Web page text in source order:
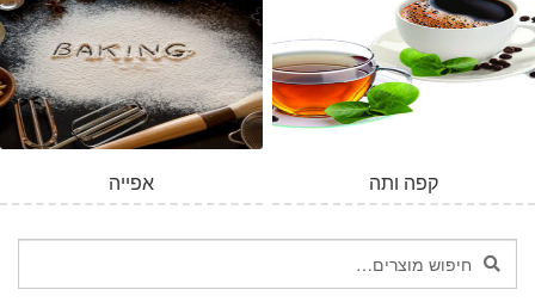
המלאי אזל
אפייה קפה ותה
חיפוש
עבור:
חיפוש